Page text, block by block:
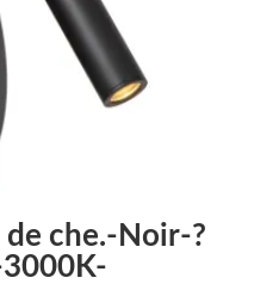
de che.-Noir-?